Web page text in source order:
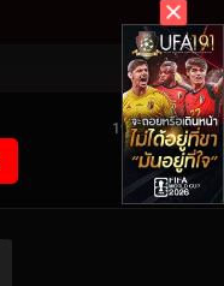
1966 Views